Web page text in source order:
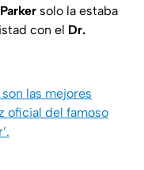
Parker solo la estaba
con el Dr.
son las mejores
oficial del famoso